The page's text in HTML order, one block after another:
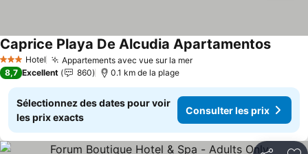
3 ÉtoilesHotel Appartements avec vue sur la mer
Caprice Playa De Alcudia Apartamentos
8,7 Excellent 860 0.1 km de la plage
Sélectionnez des dates pour voir
les prix exacts
Consulter les prix